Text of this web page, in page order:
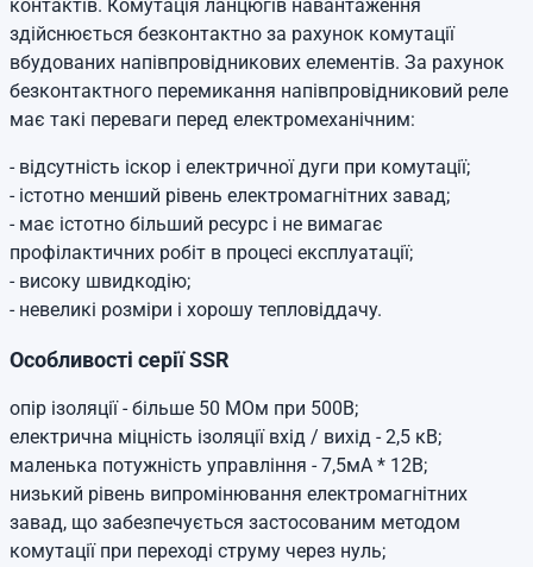
контактів. Комутація ланцюгів навантаження
здійснюється безконтактно за рахунок комутації
вбудованих напівпровідникових елементів. За рахунок
безконтактного перемикання напівпровідниковий реле
має такі переваги перед електромеханічним:
- відсутність іскор і електричної дуги при комутації;
- істотно менший рівень електромагнітних завад;
- має істотно більший ресурс і не вимагає
профілактичних робіт в процесі експлуатації;
- високу швидкодію;
- невеликі розміри і хорошу тепловіддачу.
Особливості серії SSR
опір ізоляції - більше 50 МОм при 500В;
електрична міцність ізоляції вхід / вихід - 2,5 кВ;
маленька потужність управління - 7,5мА * 12В;
низький рівень випромінювання електромагнітних
завад, що забезпечується застосованим методом
комутації при переході струму через нуль;